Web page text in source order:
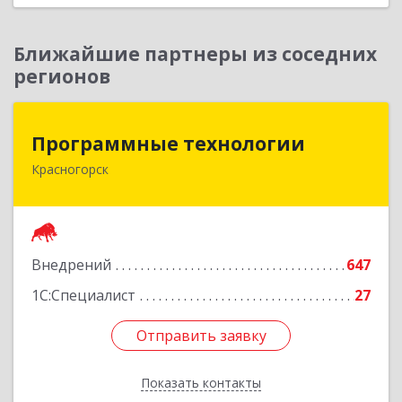
Ближайшие партнеры из соседних
регионов
Программные технологии
Красногорск
Внедрений
647
1С:Специалист
27
Отправить заявку
Показать контакты
143408, Московская обл, Красногорский р-н,
Отправить заявку
Назад